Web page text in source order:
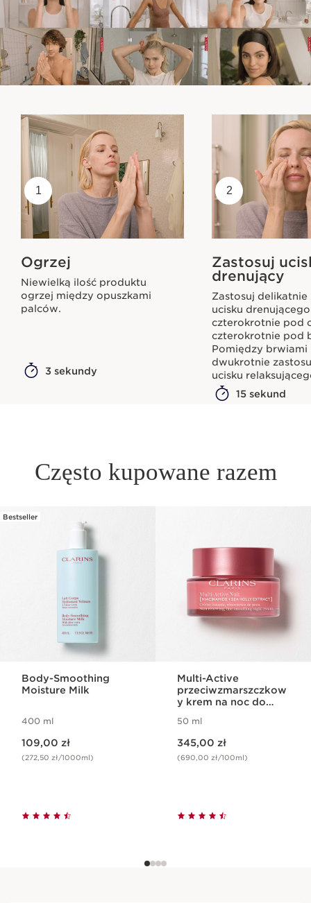
1
Ogrzej
Niewielką ilość produktu
ogrzej między opuszkami
palców.
3 sekundy
2
Zastosuj
drenujący
Zastosuj
ucisku drenującego
czterokrotnie pod
czterokrotnie pod
Pomiędzy brwiami
dwukrotnie
ucisku
15 sekund
Często kupowane razem
PRZEJDŹ DO TREŚCI
Bestseller
Body-Smoothing
Moisture Milk
400 ml
109,00 zł
(272,50 zł/1000ml)
Multi-Active
przeciwzmarszczkow
y krem na noc do
cery
50 ml
345,00 zł
(690,00 zł/100ml)